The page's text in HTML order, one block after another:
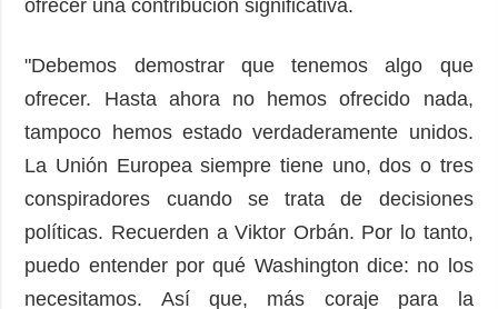
ofrecer una contribución significativa.
"Debemos demostrar que tenemos algo que
ofrecer. Hasta ahora no hemos ofrecido nada,
tampoco hemos estado verdaderamente unidos.
La Unión Europea siempre tiene uno, dos o tres
conspiradores cuando se trata de decisiones
políticas. Recuerden a Viktor Orbán. Por lo tanto,
puedo entender por qué Washington dice: no los
necesitamos. Así que, más coraje para la